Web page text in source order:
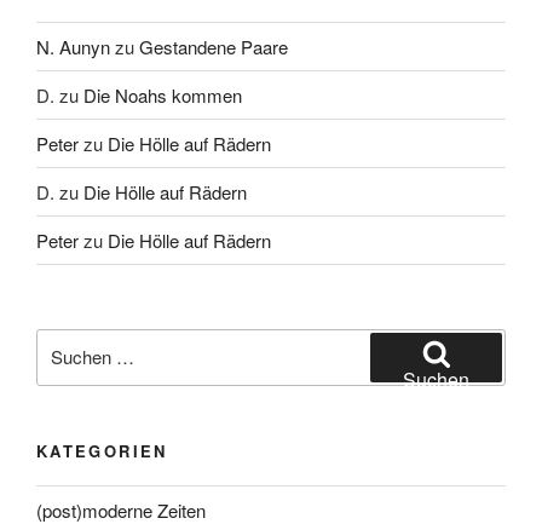
N. AunynzuGestandene Paare
D. zu Die Noahs kommen
Peterzu Die Hölle auf Rädern
D. zu Die Hölle auf Rädern
Peterzu Die Hölle auf Rädern
nach:
Suchen
KATEGORIEN
(post)moderne Zeiten